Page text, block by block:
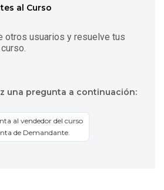
al Curso
otros usuarios y resuelve tus
una pregunta a continuación:
al vendedor del curso
de Demandante.